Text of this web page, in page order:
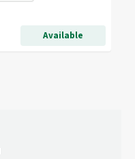
Available